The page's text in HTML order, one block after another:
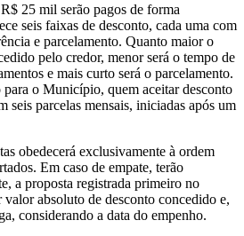
25 mil serão pagos de forma
seis faixas de desconto, cada uma com
e parcelamento. Quanto maior o
pelo credor, menor será o tempo de
e mais curto será o parcelamento.
o Município, quem aceitar desconto
seis parcelas mensais, iniciadas após um
obedecerá exclusivamente à ordem
Em caso de empate, terão
a proposta registrada primeiro no
absoluto de desconto concedido e,
considerando a data do empenho.